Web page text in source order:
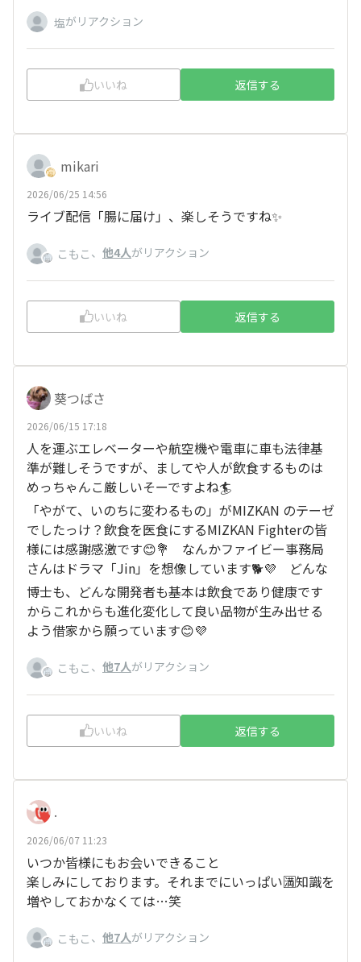
塩がリアクション
いいね 返信する
mikari
2026/06/25 14:56
ライブ配信「腸に届け」、楽しそうですね✨
こもこ 、 他4人がリアクション
いいね 返信する
葵つばさ
2026/06/15 17:18
人を運ぶエレベーターや航空機や電車に車も法律基
準が難しそうですが、ましてや人が飲食するものは
めっちゃんこ厳しいそーですよね🏄️
「やがて、いのちに変わるもの」がMIZKAN のテーゼ
でしたっけ？飲食を医食にするMIZKAN Fighterの皆
様には感謝感激です😊💐 なんかファイビー事務局
さんはドラマ「Jin」を想像しています🐕️💜 どんな
博士も、どんな開発者も基本は飲食であり健康です
からこれからも進化変化して良い品物が生み出せる
よう借家から願っています😊💜
こもこ 、 他7人がリアクション
いいね 返信する
.
2026/06/07 11:23
いつか皆様にもお会いできること
楽しみにしております。それまでにいっぱい🈵知識を
増やしておかなくては…笑
こもこ 、 他7人がリアクション